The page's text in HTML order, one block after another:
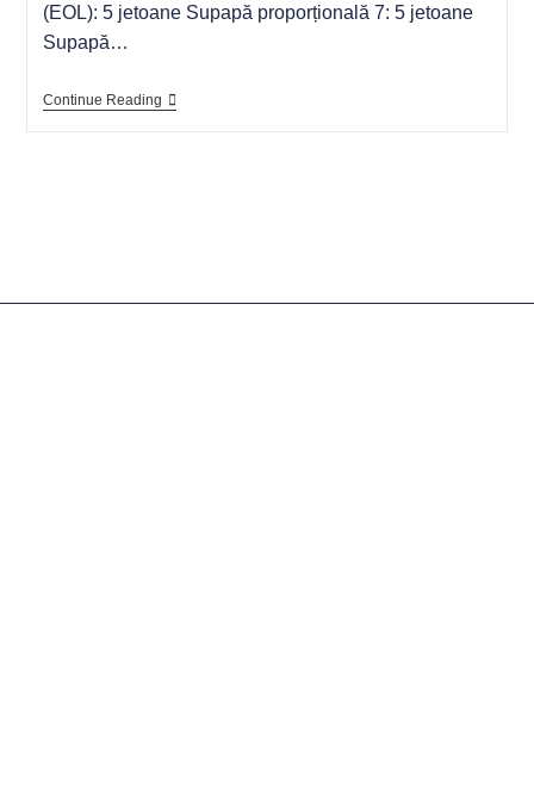
(EOL): 5 jetoane Supapă proporțională 7: 5 jetoane
Supapă…
Continue Reading